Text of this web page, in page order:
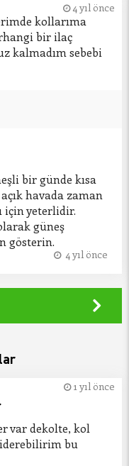
4 yıl önce
kollarıma
bir ilaç
kalmadım sebebi
bir günde kısa
havada zaman
için yeterlidir.
güneş
gösterin.
4 yıl önce
1 yıl önce
var dekolte, kol
bu